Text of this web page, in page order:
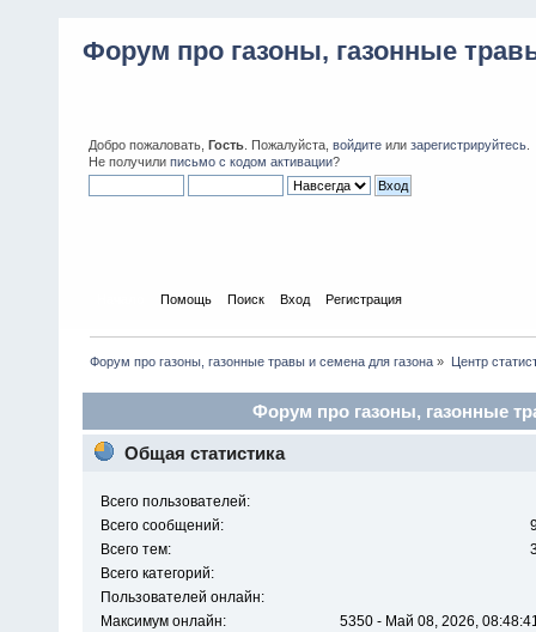
Форум про газоны, газонные
Добро пожаловать, Гость . Пожалуйста, войдите или зарегистрируйтесь
Не получили письмо с кодом активации?
Помощь Поиск Вход Регистрация
Форум про газоны, газонные травы и семена для газона » Центр
Форум про газоны, газонные
Общая статистика
Всего пользователей:
Всего сообщений:
Всего тем:
Всего категорий:
Пользователей онлайн:
Максимум онлайн:
5350 - Май 08, 2026,